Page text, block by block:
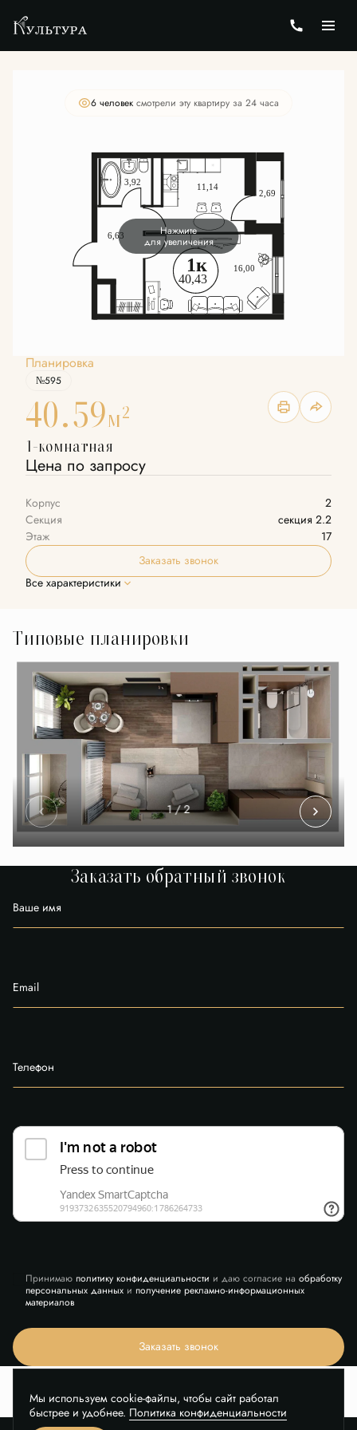
1-комнатная Цена по запросу
6 человек смотрели эту квартиру за 24 часа
Нажмите
для увеличения
Планировка
№595
40.59м2
1-комнатная
Цена по запросу
Корпус
2
Секция
секция 2.2
Этаж
17
Заказать звонок
Все характеристики
Типовые планировки
1 / 2
Заказать обратный звонок
Ваше имя
Email
Телефон
Принимаю политику конфиденциальности и даю согласие на обработку
персональных данныхи получение рекламно-информационных
материалов
Заказать звонок
Мы используем cookie-файлы, чтобы сайт работал
быстрее и удобнее. Политика конфиденциальности